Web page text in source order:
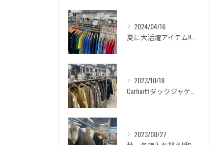
2024/04/16
2023/10/18
2023/08/27